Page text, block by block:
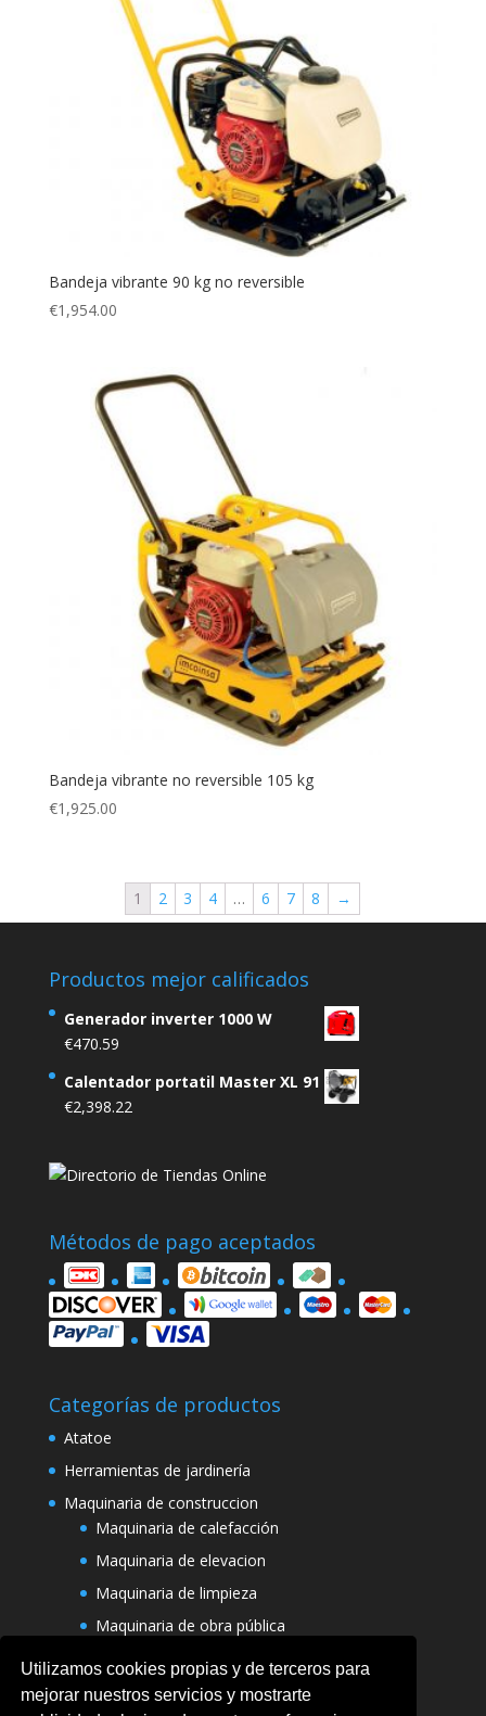
Utilizamos cookies propias y de terceros para
mejorar nuestros servicios y mostrarte
Bandeja vibrante 90 kg no reversible
€1,954.00
Bandeja vibrante no reversible 105 kg
€1,925.00
1 2 3 4 … 6 7 8 →
Productos mejor calificados
Generador inverter 1000 W
€470.59
Calentador portatil Master XL 91
€2,398.22
Métodos de pago aceptados
Categorías de productos
Atatoe
Herramientas de jardinería
Maquinaria de construccion
Maquinaria de calefacción
Maquinaria de elevacion
Maquinaria de limpieza
Maquinaria de obra pública
Varias maquinarias